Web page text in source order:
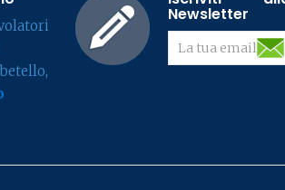
Newsletter